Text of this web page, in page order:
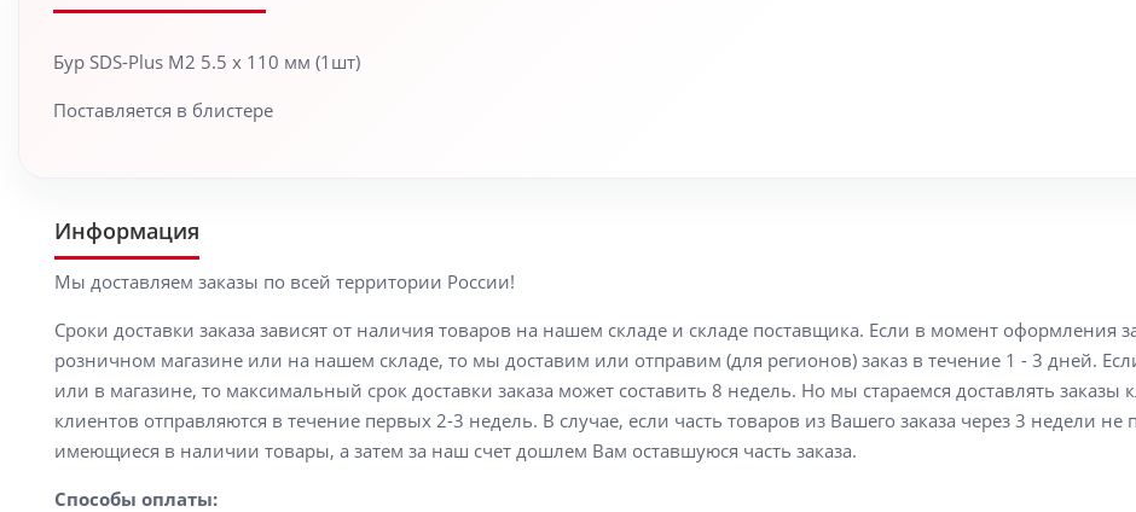
Бур SDS-Plus M2 5.5 x 110 мм (1шт)
Поставляется в блистере
Информация
Мы доставляем заказы по всей территории России!
Сроки доставки заказа зависят от наличия товаров на нашем складе и складе поставщика. Если в момент оформления
розничном магазине или на нашем складе, то мы доставим или отправим (для регионов) заказ в течение 1 - 3 дней.
или в магазине, то максимальный срок доставки заказа может составить 8 недель. Но мы стараемся доставлять заказы
клиентов отправляются в течение первых 2-3 недель. В случае, если часть товаров из Вашего заказа через 3 недели
имеющиеся в наличии товары, а затем за наш счет дошлем Вам оставшуюся часть заказа.
Способы оплаты: